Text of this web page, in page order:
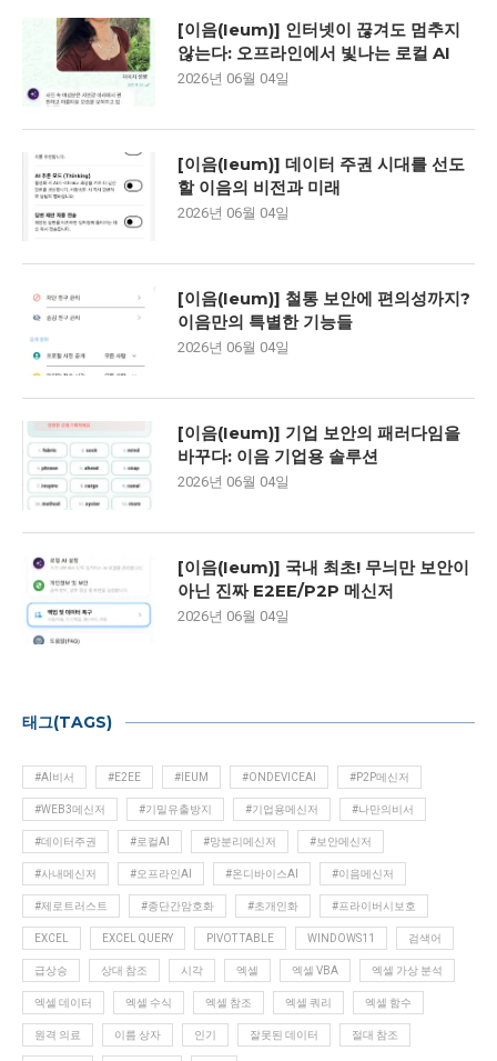
[이음(Ieum)] 인터넷이 끊겨도 멈추지
않는다: 오프라인에서 빛나는 로컬 AI
2026년 06월 04일
[이음(Ieum)] 데이터 주권 시대를 선도
할 이음의 비전과 미래
2026년 06월 04일
[이음(Ieum)] 철통 보안에 편의성까지?
이음만의 특별한 기능들
2026년 06월 04일
[이음(Ieum)] 기업 보안의 패러다임을
바꾸다: 이음 기업용 솔루션
2026년 06월 04일
[이음(Ieum)] 국내 최초! 무늬만 보안이
아닌 진짜 E2EE/P2P 메신저
2026년 06월 04일
태그(TAGS)
#AI비서 #E2EE #IEUM #ONDEVICEAI #P2P메신저
#WEB3메신저 #기밀유출방지 #기업용메신저 #나만의비서
#데이터주권 #로컬AI #망분리메신저 #보안메신저
#사내메신저 #오프라인AI #온디바이스AI #이음메신저
#제로트러스트 #종단간암호화 #초개인화 #프라이버시보호
EXCEL EXCEL QUERY PIVOT TABLE WINDOWS11 검색어
급상승 상대 참조 시각 엑셀 엑셀 VBA 엑셀 가상 분석
엑셀 데이터 엑셀 수식 엑셀 참조 엑셀 쿼리 엑셀 함수
원격 의료 이름 상자 인기 잘못된 데이터 절대 참조